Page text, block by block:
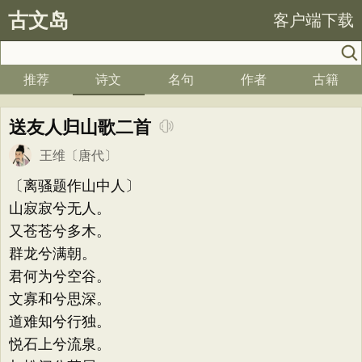
古文岛 客户端下载
推荐 诗文 名句 作者 古籍
送友人归山歌二首
王维 〔唐代〕
〔离骚题作山中人〕
山寂寂兮无人。
又苍苍兮多木。
群龙兮满朝。
君何为兮空谷。
文寡和兮思深。
道难知兮行独。
悦石上兮流泉。